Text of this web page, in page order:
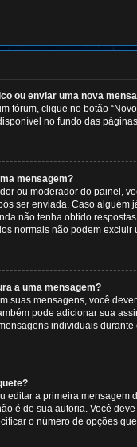
ou enviar uma nova
fórum, clique no botão
no fundo das
mensagem?
ou moderador do painel,
ser enviada. Caso alguém
não tenha obtido
normais não podem
a uma mensagem?
suas mensagens, você
pode adicionar sua
individuais
editar a primeira mensagem
é de sua autoria. Você
o número de opções